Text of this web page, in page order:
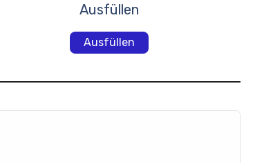
Ausfüllen
Ausfüllen